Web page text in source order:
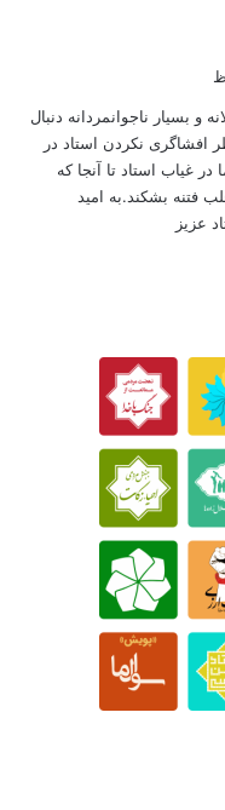
و بسیار ناجوانمردانه دنبال
به خاطر افشاگری نکردن استاد در
در غیاب استاد تا آنجا که
فتنه بشکند.به امید
عزیز